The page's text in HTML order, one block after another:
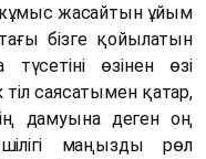
жасайтын ұйым
бізге қойылатын
өзінен өзі
тіл саясатымен қатар,
дамуына деген оң
маңызды рөл